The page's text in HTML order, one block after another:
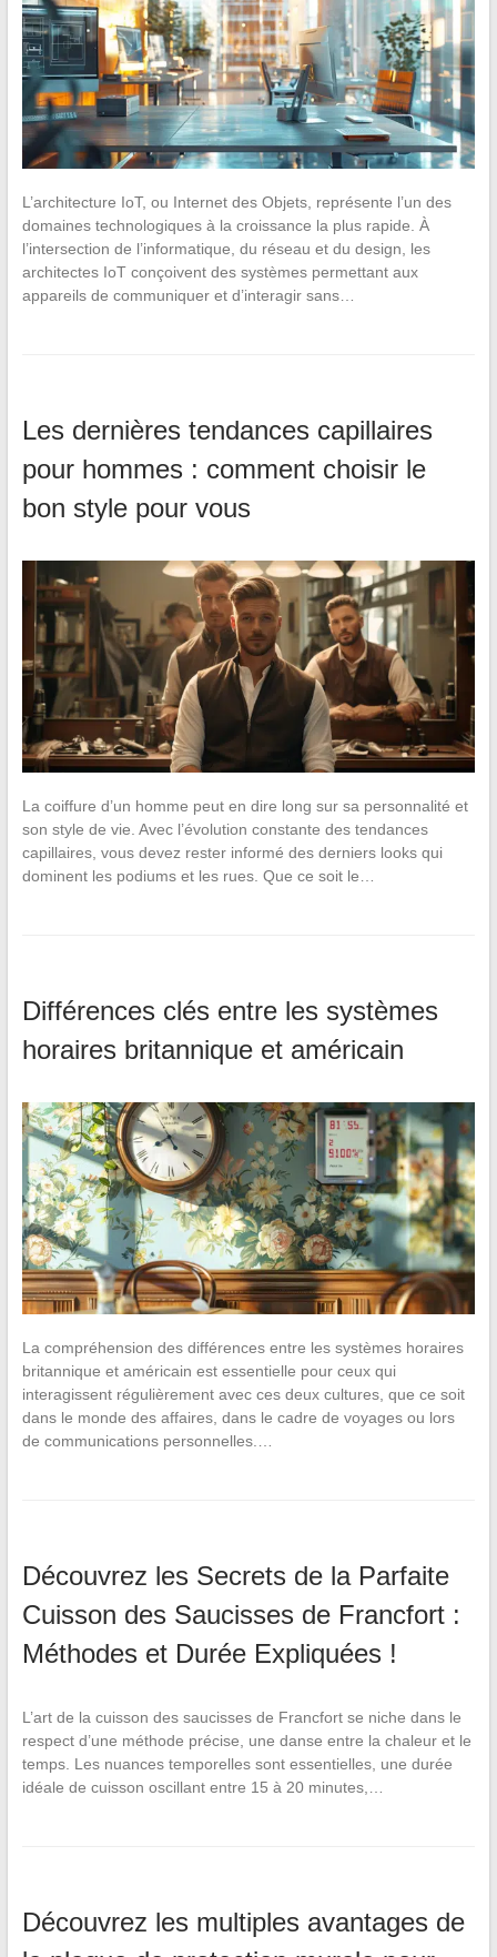
L’architecture IoT, ou Internet des Objets, représente l’un des
domaines technologiques à la croissance la plus rapide. À
l’intersection de l’informatique, du réseau et du design, les
architectes IoT conçoivent des systèmes permettant aux
appareils de communiquer et d’interagir sans…
Les dernières tendances capillaires
pour hommes : comment choisir le
bon style pour vous
La coiffure d’un homme peut en dire long sur sa personnalité et
son style de vie. Avec l’évolution constante des tendances
capillaires, vous devez rester informé des derniers looks qui
dominent les podiums et les rues. Que ce soit le…
Différences clés entre les systèmes
horaires britannique et américain
La compréhension des différences entre les systèmes horaires
britannique et américain est essentielle pour ceux qui
interagissent régulièrement avec ces deux cultures, que ce soit
dans le monde des affaires, dans le cadre de voyages ou lors
de communications personnelles.…
Découvrez les Secrets de la Parfaite
Cuisson des Saucisses de Francfort :
Méthodes et Durée Expliquées !
L’art de la cuisson des saucisses de Francfort se niche dans le
respect d’une méthode précise, une danse entre la chaleur et le
temps. Les nuances temporelles sont essentielles, une durée
idéale de cuisson oscillant entre 15 à 20 minutes,…
Découvrez les multiples avantages de